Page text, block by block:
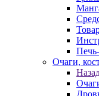
Очаги,